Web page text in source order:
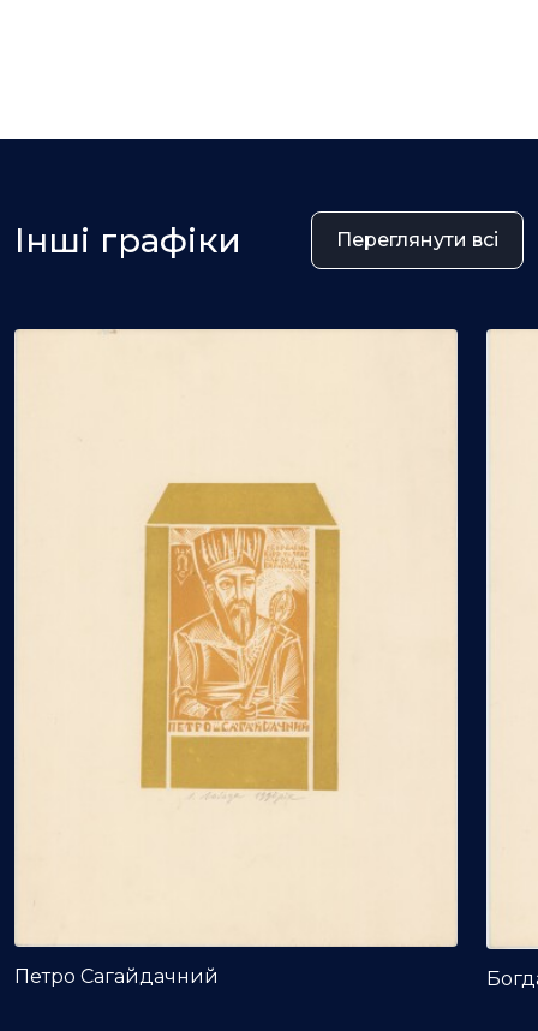
Інші графіки Переглянути всі
Петро Сагайдачний